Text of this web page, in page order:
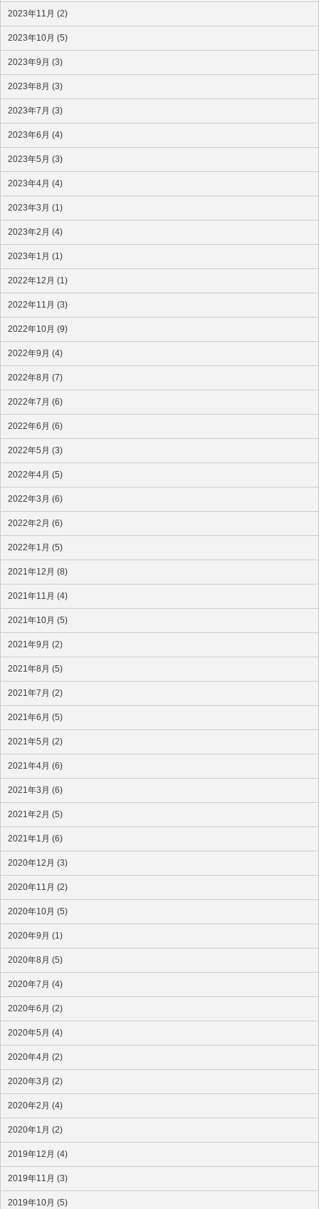
2023年11月 (2)
2023年10月 (5)
2023年9月 (3)
2023年8月 (3)
2023年7月 (3)
2023年6月 (4)
2023年5月 (3)
2023年4月 (4)
2023年3月 (1)
2023年2月 (4)
2023年1月 (1)
2022年12月 (1)
2022年11月 (3)
2022年10月 (9)
2022年9月 (4)
2022年8月 (7)
2022年7月 (6)
2022年6月 (6)
2022年5月 (3)
2022年4月 (5)
2022年3月 (6)
2022年2月 (6)
2022年1月 (5)
2021年12月 (8)
2021年11月 (4)
2021年10月 (5)
2021年9月 (2)
2021年8月 (5)
2021年7月 (2)
2021年6月 (5)
2021年5月 (2)
2021年4月 (6)
2021年3月 (6)
2021年2月 (5)
2021年1月 (6)
2020年12月 (3)
2020年11月 (2)
2020年10月 (5)
2020年9月 (1)
2020年8月 (5)
2020年7月 (4)
2020年6月 (2)
2020年5月 (4)
2020年4月 (2)
2020年3月 (2)
2020年2月 (4)
2020年1月 (2)
2019年12月 (4)
2019年11月 (3)
2019年10月 (5)